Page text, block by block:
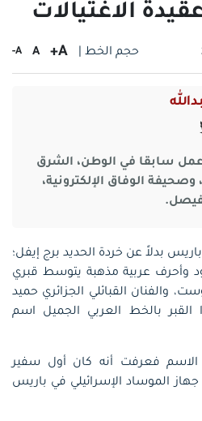
الاغتيالات
حجم الخط | A+
A
A-
سابقا في الوطن، الشرق
الوفاق الإلكترونية،
بدلاً عن خردة الحديد برج إيفل؛
وأحرف عربية مذهبة يتوسط قبري
والفنان القبائلي الجزائري حميد
بالخط العربي الجميل اسم
فعرفت أنه كان أول سفير
الموساد الإسرائيلي في باريس